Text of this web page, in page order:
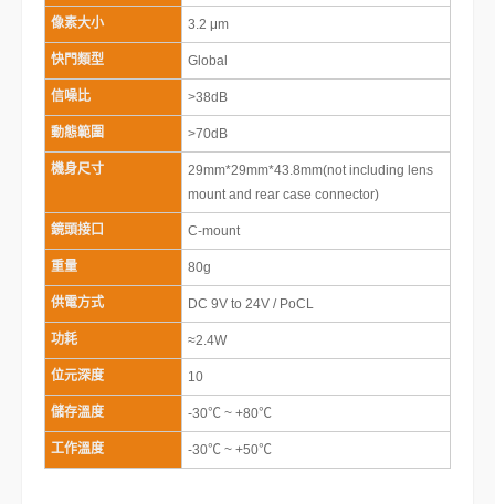
像素大小 3.2 μm
快門類型 Global
信噪比 >38dB
動態範圍 >70dB
機身尺寸
29mm*29mm*43.8mm(not including lens
mount and rear case connector)
鏡頭接口 C-mount
重量 80g
供電方式 DC 9V to 24V / PoCL
功耗 ≈2.4W
位元深度 10
儲存溫度 -30℃ ~ +80℃
工作溫度 -30℃ ~ +50℃